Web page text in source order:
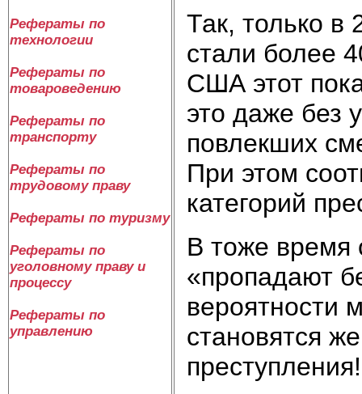
Рефераты по
технологии
Рефераты по
товароведению
Рефераты по
транспорту
Рефераты по
трудовому праву
Рефераты по туризму
Рефераты по
уголовному праву и
процессу
Рефераты по
управлению
Так, только в
стали более
США этот
это даже без
повлекших
При этом
категорий
В тоже время
«пропадают
вероятности
становятся